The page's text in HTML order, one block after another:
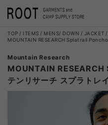
TOP ITEMS MENS DOWN / JACKET
MOUNTAIN RESEARCH Splatrail
Mountain Research
MOUNTAIN
テンリサーチ スプラトレ